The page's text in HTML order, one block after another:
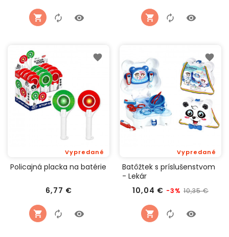
Policajná placka na batérie
6,77 €
Vypredané
Cena
Batôžtek s príslušenstvom
- Lekár
10,04 € Bežná
-3% 10,35 €
Vypredané